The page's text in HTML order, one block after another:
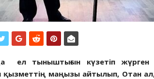
ел тыныштығын күзетіп жүрген
қызметтің маңызы айтылып, Отан